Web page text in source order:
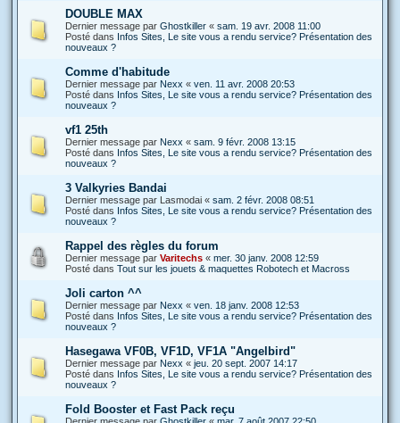
DOUBLE MAX
Dernier message par Ghostkiller « sam. 19 avr. 2008 11:00
Posté dans Infos Sites, Le site vous a rendu service? Présentation des
nouveaux ?
Comme d'habitude
Dernier message par Nexx « ven. 11 avr. 2008 20:53
Posté dans Infos Sites, Le site vous a rendu service? Présentation des
nouveaux ?
vf1 25th
Dernier message par Nexx « sam. 9 févr. 2008 13:15
Posté dans Infos Sites, Le site vous a rendu service? Présentation des
nouveaux ?
3 Valkyries Bandai
Dernier message par Lasmodai « sam. 2 févr. 2008 08:51
Posté dans Infos Sites, Le site vous a rendu service? Présentation des
nouveaux ?
Rappel des règles du forum
Dernier message par Varitechs « mer. 30 janv. 2008 12:59
Posté dans Tout sur les jouets & maquettes Robotech et Macross
Joli carton ^^
Dernier message par Nexx « ven. 18 janv. 2008 12:53
Posté dans Infos Sites, Le site vous a rendu service? Présentation des
nouveaux ?
Hasegawa VF0B, VF1D, VF1A "Angelbird"
Dernier message par Nexx « jeu. 20 sept. 2007 14:17
Posté dans Infos Sites, Le site vous a rendu service? Présentation des
nouveaux ?
Fold Booster et Fast Pack reçu
Dernier message par Ghostkiller « mar. 7 août 2007 22:50